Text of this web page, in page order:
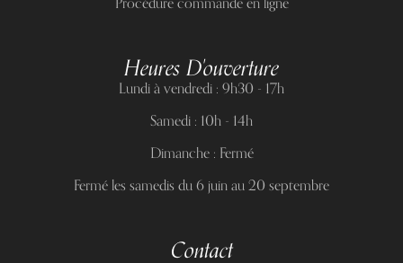
Heures D'ouverture
Lundi à vendredi : 9h30 - 17h
Samedi : 10h - 14h
Dimanche : Fermé
Fermé les samedis du 6 juin au 20 septembre
Contact